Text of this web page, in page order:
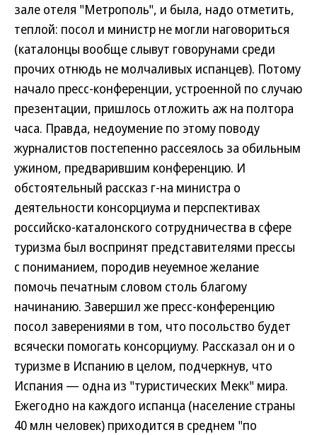
зале отеля "Метрополь", и была, надо отметить,
теплой: посол и министр не могли наговориться
(каталонцы вообще слывут говорунами среди
прочих отнюдь не молчаливых испанцев). Потому
начало пресс-конференции, устроенной по случаю
презентации, пришлось отложить аж на полтора
часа. Правда, недоумение по этому поводу
журналистов постепенно рассеялось за обильным
ужином, предварившим конференцию. И
обстоятельный рассказ г-на министра о
деятельности консорциума и перспективах
российско-каталонского сотрудничества в сфере
туризма был воспринят представителями прессы
с пониманием, породив неуемное желание
помочь печатным словом столь благому
начинанию. Завершил же пресс-конференцию
посол заверениями в том, что посольство будет
всячески помогать консорциуму. Рассказал он и о
туризме в Испанию в целом, подчеркнув, что
Испания — одна из "туристических Мекк" мира.
Ежегодно на каждого испанца (население страны
40 млн человек) приходится в среднем "по